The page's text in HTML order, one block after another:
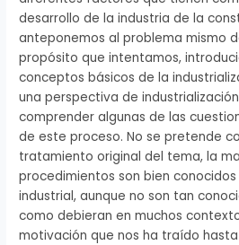
desarrollo de la industria de la
anteponemos al problema mismo
propósito que intentamos,
conceptos básicos de la
una perspectiva de
comprender algunas de las
de este proceso. No se pretende
tratamiento original del tema, la
procedimientos son bien
industrial, aunque no son tan
como debieran en muchos
motivación que nos ha traído hasta